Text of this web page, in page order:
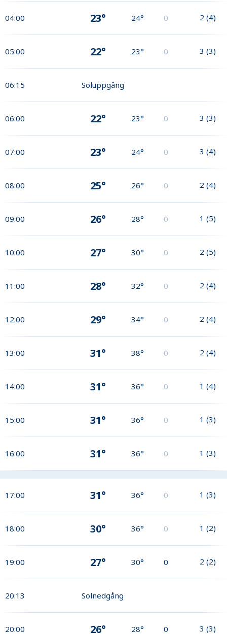
04:00 23° 24° 0 2 (4)
05:00 22° 23° 0 3 (3)
06:15 Soluppgång
06:00 22° 23° 0 3 (3)
07:00 23° 24° 0 3 (4)
08:00 25° 26° 0 2 (4)
09:00 26° 28° 0 1 (5)
10:00 27° 30° 0 2 (5)
11:00 28° 32° 0 2 (4)
12:00 29° 34° 0 2 (4)
13:00 31° 38° 0 2 (4)
14:00 31° 36° 0 1 (4)
15:00 31° 36° 0 1 (3)
16:00 31° 36° 0 1 (3)
17:00 31° 36° 0 1 (3)
18:00 30° 36° 0 1 (2)
19:00 27° 30° 0 2 (2)
20:13 Solnedgång
20:00 26° 28° 0 3 (3)